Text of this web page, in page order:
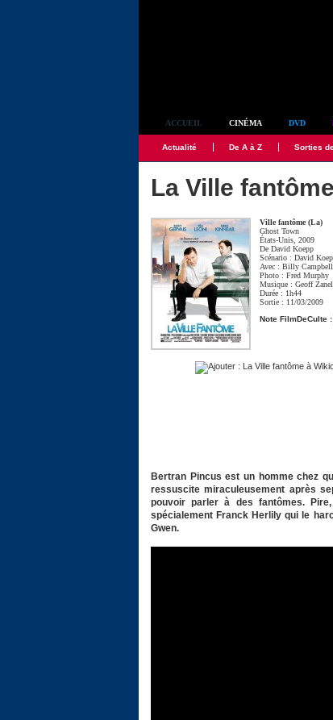
ACCUEIL CINÉMA DVD
Actualité De A à Z Sorties
La Ville fantôme
Ville fantôme (La)
Ghost Town
États-Unis, 2009
DeDavid Koepp
Scénario :David
Avec :Billy Campbell
Photo :Fred Murphy
Musique :Geoff
Durée : 1h44
Sortie : 11/03/2009
Note FilmDeCulte :
Bertran Pincus est un homme chez
ressuscite miraculeusement après
pouvoir parler à des fantômes.
spécialement Franck Herlily qui le
Gwen.